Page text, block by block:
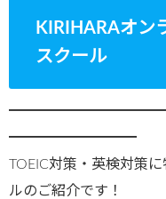
KIRIHARAオ
スクール
━━━━━━━━━
TOEIC対策・英検対策
ルのご紹介です！